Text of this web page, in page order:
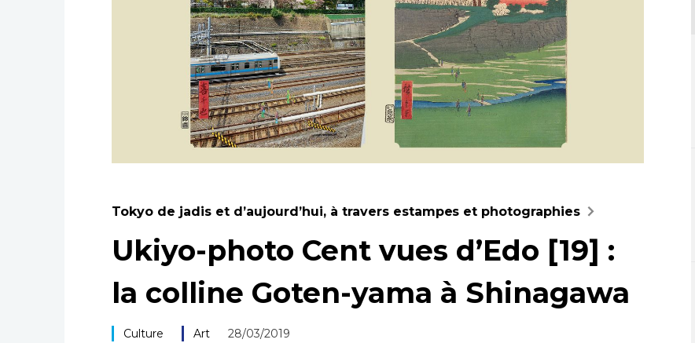
Tokyo de jadis et d’aujourd’hui, à travers estampes et photographies
Ukiyo-photo Cent vues d’Edo [19] :
la colline Goten-yama à Shinagawa
Culture Art 28/03/2019